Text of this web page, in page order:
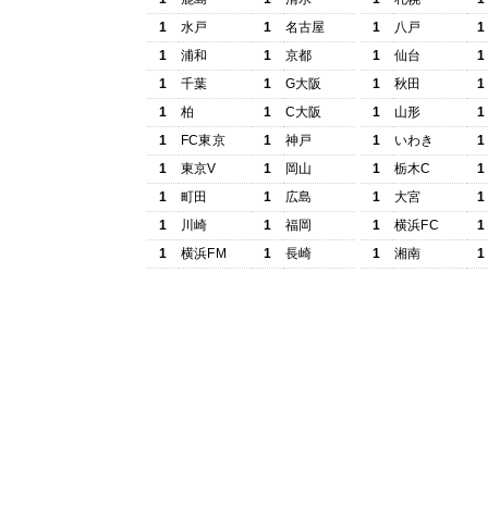
1
水戸 1
名古屋
1
浦和 1
京都
1
千葉 1
G大阪
1
柏 1
C大阪
1
FC東京 1
神戸
1
東京V 1
岡山
1
町田 1
広島
1
川崎 1
福岡
1
横浜FM 1 長崎
1
八戸
1
1
仙台
1
1
秋田
1
1
山形
1
1
いわき
1
1
栃木C
1
1
大宮
1
1
横浜FC
1
1
湘南 1